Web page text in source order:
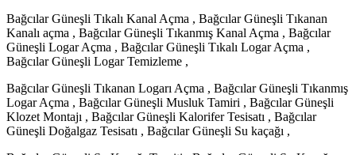
Bağcılar Güneşli Tıkalı Kanal Açma , Bağcılar Güneşli Tıkanan
Kanalı açma , Bağcılar Güneşli Tıkanmış Kanal Açma , Bağcılar
Güneşli Logar Açma , Bağcılar Güneşli Tıkalı Logar Açma ,
Bağcılar Güneşli Logar Temizleme ,
Bağcılar Güneşli Tıkanan Logarı Açma , Bağcılar Güneşli Tıkanmış
Logar Açma , Bağcılar Güneşli Musluk Tamiri , Bağcılar Güneşli
Klozet Montajı , Bağcılar Güneşli Kalorifer Tesisatı , Bağcılar
Güneşli Doğalgaz Tesisatı , Bağcılar Güneşli Su kaçağı ,